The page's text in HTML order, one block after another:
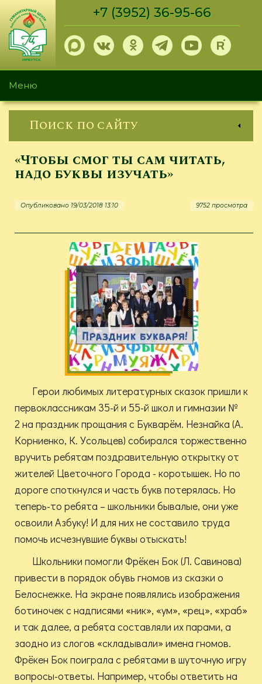
Перейти
основному
содержанию
+7 (3952) 36-95-66
Меню
Поиск по сайту
«Чтобы смог ты сам читать,
надо буквы изучать»
Опубликовано 19/03/2018 13:10 9752 просмотра
Герои любимых литературных сказок пришли к
первоклассникам 35-й и 55-й школ и гимназии №
2 на праздник прощания с Букварём. Незнайка (А.
Корниенко, К. Усольцев) собирался торжественно
вручить ребятам поздравительную открытку от
жителей Цветочного Города - коротышек. Но по
дороге споткнулся и часть букв потерялась. Но
теперь-то ребята – школьники бывалые, они уже
освоили Азбуку! И для них не составило труда
помочь исчезнувшие буквы отыскать!
Школьники помогли Фрёкен Бок (Л. Савинова)
привести в порядок обувь гномов из сказки о
Белоснежке. На экране появлялись изображения
ботиночек с надписями «ник», «ум», «рец», «храб»
и так далее, а ребята составляли их парами, а
заодно из слогов «складывали» имена гномов.
Фрёкен Бок поиграла с ребятами в шуточную игру
вопросы-ответы. Например, чтобы ответить на